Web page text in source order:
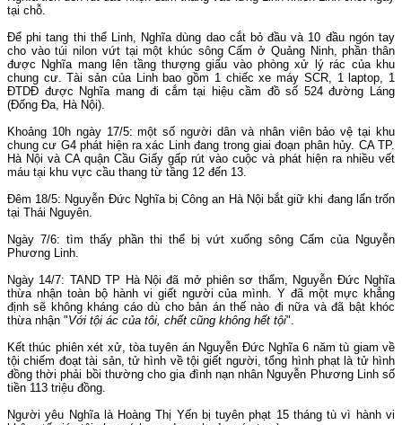
tại chỗ.
Để phi tang thi thể Linh, Nghĩa dùng dao cắt bỏ đầu và 10 đầu ngón tay
cho vào túi nilon vứt tại một khúc sông Cấm ở Quảng Ninh, phần thân
được Nghĩa mang lên tầng thượng giấu vào phòng xử lý rác của khu
chung cư. Tài sản của Linh bao gồm 1 chiếc xe máy SCR, 1 laptop, 1
ĐTDĐ được Nghĩa mang đi cắm tại hiệu cầm đồ số 524 đường Láng
(Đống Đa, Hà Nội).
Khoảng 10h ngày 17/5: một số người dân và nhân viên bảo vệ tại khu
chung cư G4 phát hiện ra xác Linh đang trong giai đoạn phân hủy. CA TP.
Hà Nội và CA quận Cầu Giấy gấp rút vào cuộc và phát hiện ra nhiều vết
máu tại khu vực cầu thang từ tầng 12 đến 13.
Đêm 18/5: Nguyễn Đức Nghĩa bị Công an Hà Nội bắt giữ khi đang lẩn trốn
tại Thái Nguyên.
Ngày 7/6: tìm thấy phần thi thể bị vứt xuống sông Cấm của Nguyễn
Phương Linh.
Ngày 14/7: TAND TP Hà Nội đã mở phiên sơ thẩm, Nguyễn Đức Nghĩa
thừa nhận toàn bộ hành vi giết người của mình. Y đã một mực khẳng
định sẽ không kháng cáo dù cho bản án thế nào đi nữa và đã bật khóc
thừa nhận "Với tội ác của tôi, chết cũng không hết tội".
Kết thúc phiên xét xử, tòa tuyên án Nguyễn Đức Nghĩa 6 năm tù giam về
tội chiếm đoạt tài sản, tử hình về tội giết người, tổng hình phạt là tử hình
đồng thời phải bồi thường cho gia đình nạn nhân Nguyễn Phương Linh số
tiền 113 triệu đồng.
Người yêu Nghĩa là Hoàng Thị Yến bị tuyên phạt 15 tháng tù vì hành vi